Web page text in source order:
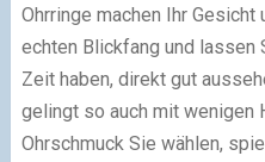
Ohrringe machen Ihr Gesicht
echten Blickfang und lassen
Zeit haben, direkt gut
gelingt so auch mit wenigen
Ohrschmuck Sie wählen,